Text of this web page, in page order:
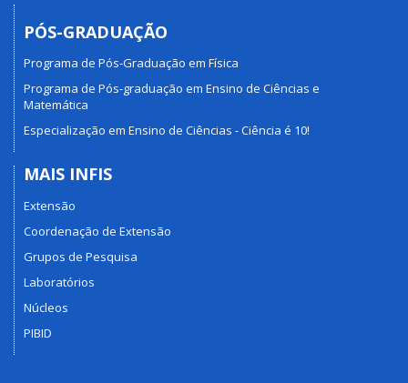
PÓS-GRADUAÇÃO
Programa de Pós-Graduação em Física
Programa de Pós-graduação em Ensino de Ciências e
Matemática
Especialização em Ensino de Ciências - Ciência é 10!
MAIS INFIS
Extensão
Coordenação de Extensão
Grupos de Pesquisa
Laboratórios
Núcleos
PIBID